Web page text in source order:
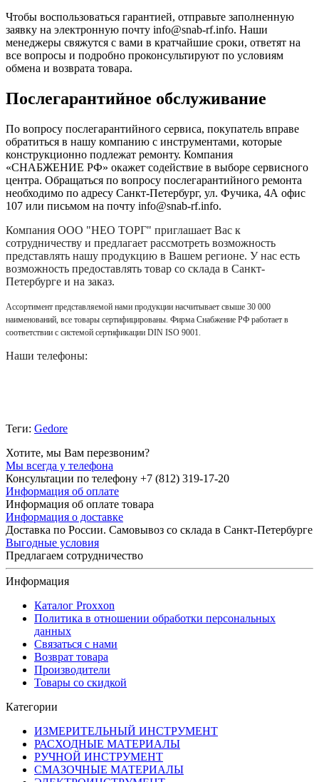
Чтобы воспользоваться гарантией, отправьте заполненную
заявку на электронную почту info@snab-rf.info. Наши
менеджеры свяжутся с вами в кратчайшие сроки, ответят на
все вопросы и подробно проконсультируют по условиям
обмена и возврата товара.
Послегарантийное обслуживание
По вопросу послегарантийного сервиса, покупатель вправе
обратиться в нашу компанию с инструментами, которые
конструкционно подлежат ремонту. Компания
«СНАБЖЕНИЕ РФ» окажет содействие в выборе сервисного
центра. Обращаться по вопросу послегарантийного ремонта
необходимо по адресу Санкт-Петербург, ул. Фучика, 4А офис
107 или письмом на почту info@snab-rf.info.
Компания ООО "НЕО ТОРГ" приглашает Вас к
сотрудничеству и предлагает рассмотреть возможность
представлять нашу продукцию в Вашем регионе. У нас есть
возможность предоставлять товар со склада в Санкт-
Петербурге и на заказ.
Ассортимент представляемой нами продукции насчитывает свыше 30 000
наименований, все товары сертифицированы. Фирма Снабжение РФ работает в
соответствии с системой сертификации DIN ISO 9001.
Наши телефоны:
Теги: Gedore
Хотите, мы Вам перезвоним?
Мы всегда у телефона
Консультации по телефону +7 (812) 319-17-20
Информация об оплате
Информация об оплате товара
Информация о доставке
Доставка по России. Самовывоз со склада в Санкт-Петербурге
Выгодные условия
Предлагаем сотрудничество
Информация
Каталог Proxxon
Политика в отношении обработки персональных
данных
Связаться с нами
Возврат товара
Производители
Товары со скидкой
Категории
ИЗМЕРИТЕЛЬНЫЙ ИНСТРУМЕНТ
РАСХОДНЫЕ МАТЕРИАЛЫ
РУЧНОЙ ИНСТРУМЕНТ
СМАЗОЧНЫЕ МАТЕРИАЛЫ